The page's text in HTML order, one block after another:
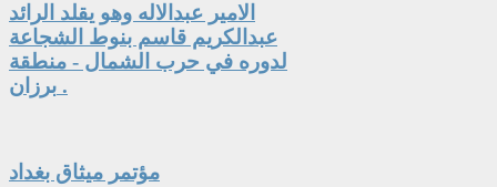
الامير عبدالاله وهو يقلد الرائد
عبدالكريم قاسم بنوط الشجاعة
لدوره في حرب الشمال - منطقة
برزان .
مؤتمر ميثاق بغداد